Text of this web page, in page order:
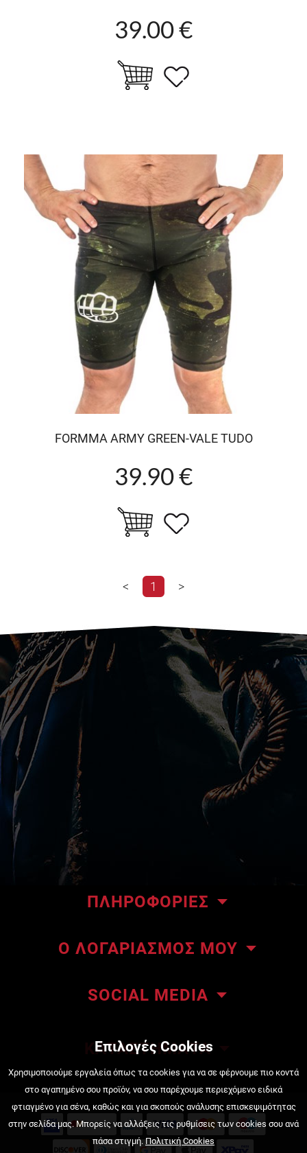
39.00 €
FORMMA ARMY GREEN-VALE TUDO
39.90 €
< 1 >
ΠΛΗΡΟΦΟΡΙΕΣ
About ΜΜΑteam
Όροι Χρήσης
Τρόποι πληρωμής
Τρόποι αποστολής
Πολιτική Επιστροφών
Ο ΛΟΓΑΡΙΑΣΜΟΣ ΜΟΥ
SOCIAL MEDIA
ΚΑΤΑΣΤΗΜΑΤΑ
Πειραιάς, Κουντουριώτου 222
210 4525720
Νέα Ιωνία, Πισιδίας 4
Επιλογές Cookies
Χρησιμοποιούμε εργαλεία όπως τα cookies για να σε φέρνουμε πιο κοντά
στο αγαπημένο σου προϊόν, να σου παρέχουμε περιεχόμενο ειδικά
φτιαγμένο για σένα, καθώς και για σκοπούς ανάλυσης επισκεψιμότητας
στην σελίδα μας. Μπορείς να αλλάξεις τις ρυθμίσεις των cookies σου ανά
πάσα στιγμή. Πολιτική Cookies